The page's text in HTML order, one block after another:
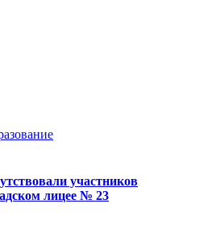
участников
лицее № 23